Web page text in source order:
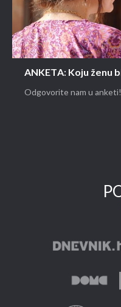
ANKETA: Koju ženu
Odgovorite nam u anketi!